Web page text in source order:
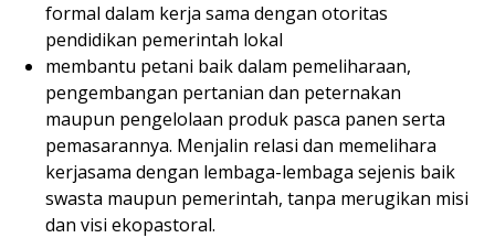
formal dalam kerja sama dengan otoritas
pendidikan pemerintah lokal
membantu petani baik dalam pemeliharaan,
pengembangan pertanian dan peternakan
maupun pengelolaan produk pasca panen serta
pemasarannya. Menjalin relasi dan memelihara
kerjasama dengan lembaga-lembaga sejenis baik
swasta maupun pemerintah, tanpa merugikan misi
dan visi ekopastoral.